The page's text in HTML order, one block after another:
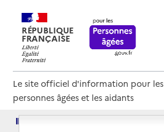
RÉPUBLIQUE
FRANÇAISE
Le site officiel d'information pour les
personnes âgées et les aidants